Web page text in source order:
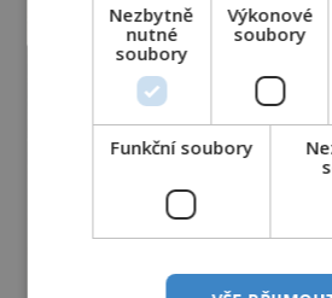
Nezbytně
nutné
soubory
Výkonové
soubory
Funkční soubory